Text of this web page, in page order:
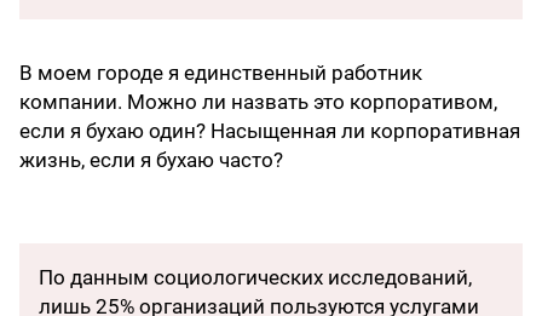
В моем городе я единственный работник
компании. Можно ли назвать это корпоративом,
если я бухаю один? Насыщенная ли корпоративная
жизнь, если я бухаю часто?
По данным социологических исследований,
лишь 25% организаций пользуются услугами